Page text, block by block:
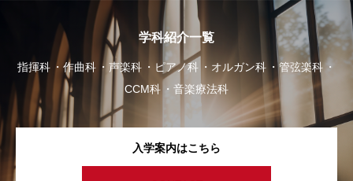
学科紹介一覧
指揮科 作曲科 声楽科 ピアノ科 オルガン科
管弦楽科
CCM科
音楽療法科
入学案内はこちら